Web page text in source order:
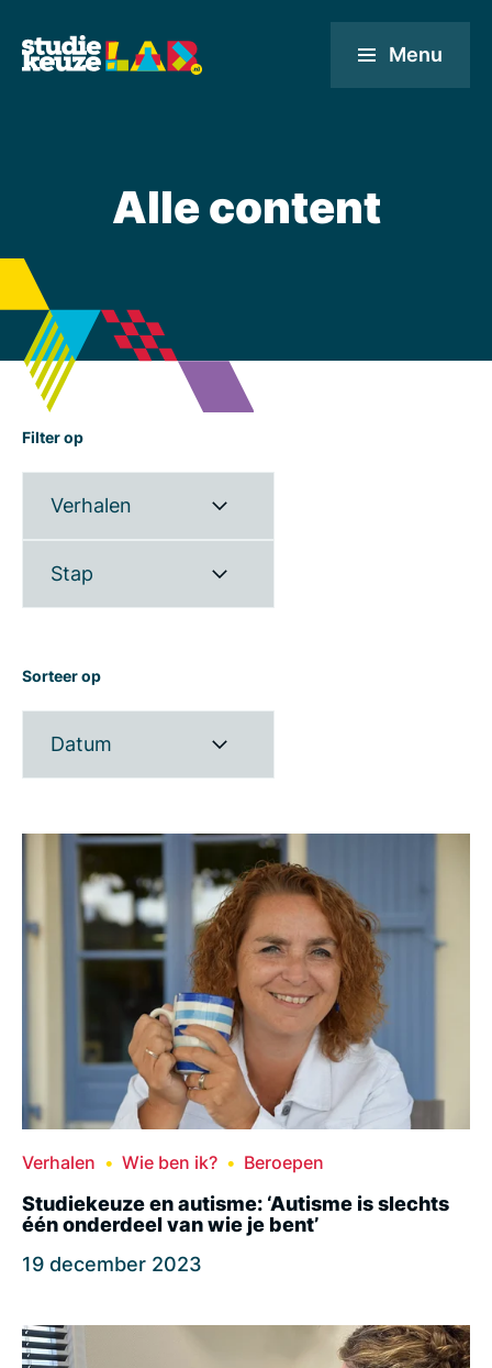
Menu
Alle content
Filter op
Verhalen
Stap
Sorteer op
Datum
Verhalen Wie ben ik? Beroepen
Studiekeuze en autisme: ‘Autisme is slechts
één onderdeel van wie je bent’
19 december 2023